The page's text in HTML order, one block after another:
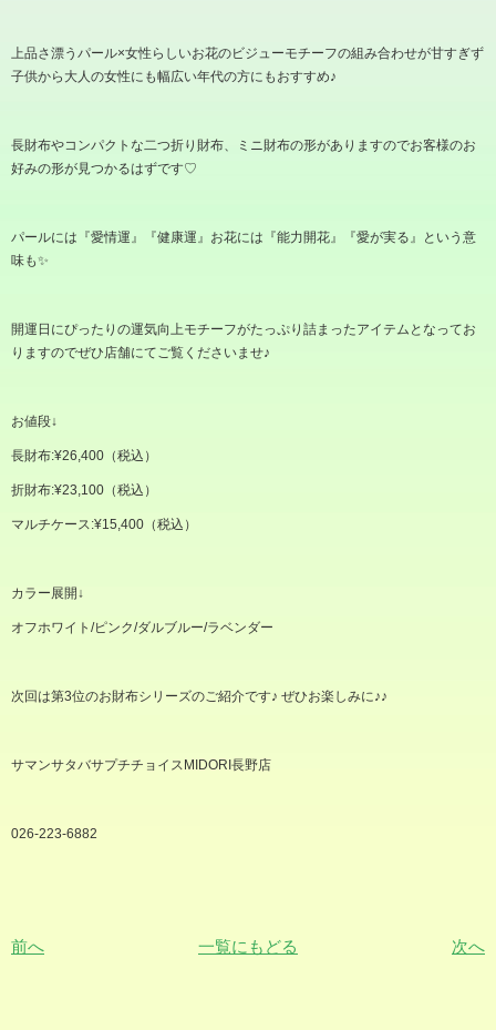
上品さ漂うパール×女性らしいお花のビジューモチーフの組み合わせが甘すぎず
子供から大人の女性にも幅広い年代の方にもおすすめ♪
長財布やコンパクトな二つ折り財布、ミニ財布の形がありますのでお客様のお
好みの形が見つかるはずです♡
パールには『愛情運』『健康運』お花には『能力開花』『愛が実る』という意
味も✨️
開運日にぴったりの運気向上モチーフがたっぷり詰まったアイテムとなってお
りますのでぜひ店舗にてご覧くださいませ♪
お値段↓
長財布:¥26,400 （税込）
折財布:¥23,100 （税込）
マルチケース:¥15,400 （税込）
カラー展開 ↓
オフホワイト /ピンク/ダルブルー/ラベンダー
次回は第3位のお財布シリーズのご紹介です♪ ぜひお楽しみに♪♪
サマンサタバサプチチョイス MIDORI 長野店
026-223-6882
前へ 一覧にもどる 次へ